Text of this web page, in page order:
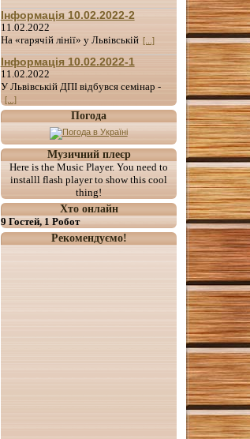
Інформація 10.02.2022-2
11.02.2022
На «гарячій лінії» у Львівській [...]
Інформація 10.02.2022-1
11.02.2022
У Львівській ДПІ відбувся семінар -
[...]
Погода
Музичний плеєр
Here is the Music Player. You need to
installl flash player to show this cool
thing!
Хто онлайн
9 Гостей, 1 Робот
Рекомендуємо!